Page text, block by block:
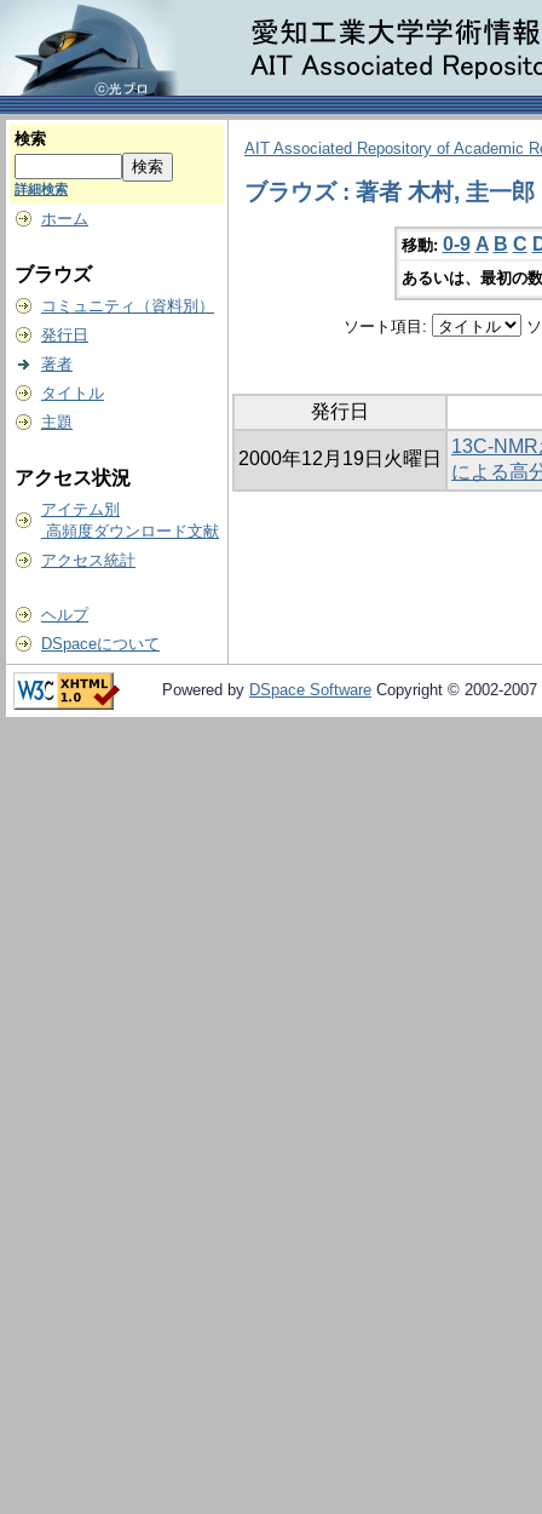
検索
詳細検索
ホーム
ブラウズ
コミュニティ（資料別）
発行日
著者
タイトル
主題
アクセス状況
アイテム別
高頻度ダウンロード文献
アクセス統計
ヘルプ
DSpaceについて
AIT Associated Repository of Academic
ブラウズ : 著者 木村, 圭一郎
移動: 0-9 A B C
あるいは、最初の
ソート項目:
発行日
2000年12月19日火曜日
13C-
による高
Powered by DSpace Software Copyright © 2002-2007